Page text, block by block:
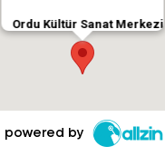
Ordu Kültür Sanat Merkezi
powered by